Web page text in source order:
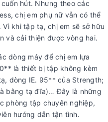
hút. Nhưng theo các
chị em phụ nữ vẫn có thể
khi tập tạ, chị em sẽ sở hữu
và cải thiện được vòng hai.
dòng máy để chị em lựa
là thiết bị tập không kèm
dòng IE. 95** của Strength;
bằng tạ đĩa)… Đây là những
phòng tập chuyên nghiệp,
hướng dẫn tận tình.